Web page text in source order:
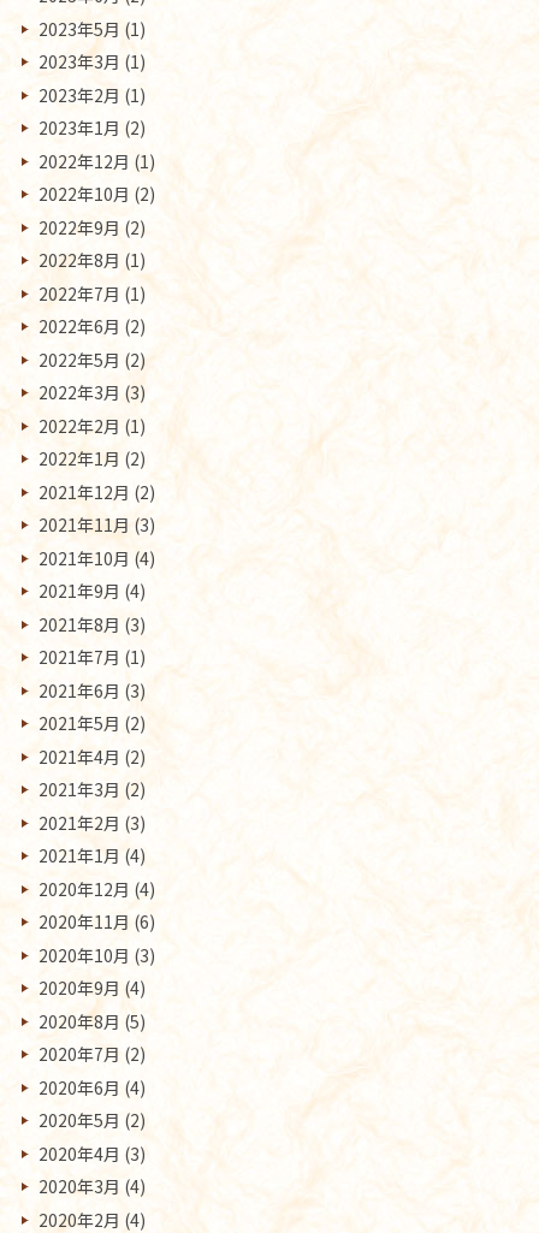
2023年5月 (1)
2023年3月 (1)
2023年2月 (1)
2023年1月 (2)
2022年12月 (1)
2022年10月 (2)
2022年9月 (2)
2022年8月 (1)
2022年7月 (1)
2022年6月 (2)
2022年5月 (2)
2022年3月 (3)
2022年2月 (1)
2022年1月 (2)
2021年12月 (2)
2021年11月 (3)
2021年10月 (4)
2021年9月 (4)
2021年8月 (3)
2021年7月 (1)
2021年6月 (3)
2021年5月 (2)
2021年4月 (2)
2021年3月 (2)
2021年2月 (3)
2021年1月 (4)
2020年12月 (4)
2020年11月 (6)
2020年10月 (3)
2020年9月 (4)
2020年8月 (5)
2020年7月 (2)
2020年6月 (4)
2020年5月 (2)
2020年4月 (3)
2020年3月 (4)
2020年2月 (4)